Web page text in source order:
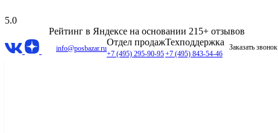
5.0
Рейтинг в Яндексе на основании 215+ отзывов
info@posbazar.ru
Отдел продаж
+7 (495) 295-90-95
Техподдержка
+7 (495) 843-54-46
Заказать звонок